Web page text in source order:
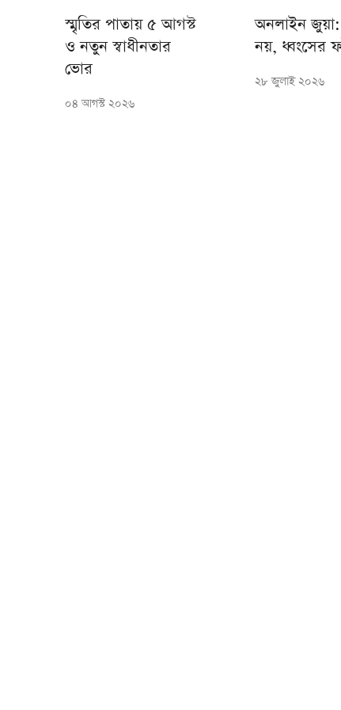
স্মৃতির পাতায় ৫ আগস্ট
ও নতুন স্বাধীনতার
ভোর
০৪ আগস্ট ২০২৬
অনলাইন জুয়া:
নয়, ধ্বংসের
২৮ জুলাই ২০২৬